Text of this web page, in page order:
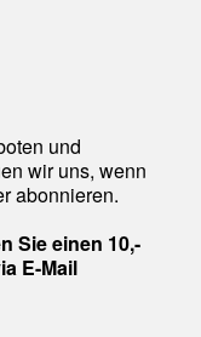
und
wir uns, wenn
abonnieren.
Sie einen 10,-
E-Mail